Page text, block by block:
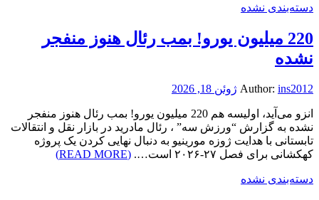
دسته‌بندی نشده
220 میلیون یورو! بمب رئال هنوز منفجر
نشده
Author: ins2012 ژوئن 18, 2026
انزو می‌آید، اولیسه هم 220 میلیون یورو! بمب رئال هنوز منفجر
نشده به گزارش “ورزش سه” ، رئال مادرید در بازار نقل و انتقالات
تابستانی با هدایت ژوزه مورینیو به دنبال نهایی کردن یک پروژه
کهکشانی برای فصل ۲۷-۲۰۲۶ است….
(READ MORE)
دسته‌بندی نشده